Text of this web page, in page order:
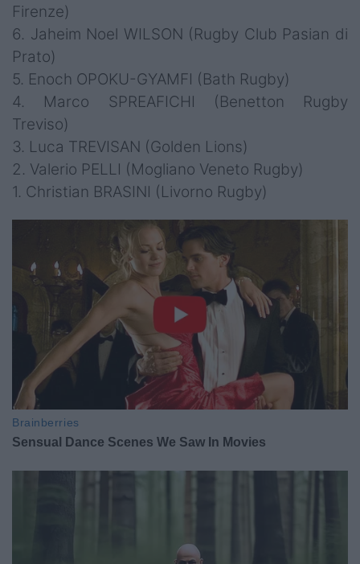
Firenze)
6. Jaheim Noel WILSON (Rugby Club Pasian di
Prato)
5. Enoch OPOKU-GYAMFI (Bath Rugby)
4. Marco SPREAFICHI (Benetton Rugby
Treviso)
3. Luca TREVISAN (Golden Lions)
2. Valerio PELLI (Mogliano Veneto Rugby)
1. Christian BRASINI (Livorno Rugby)